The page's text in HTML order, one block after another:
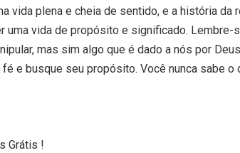
vida plena e cheia de sentido, e a história
uma vida de propósito e significado. Lembre-
mas sim algo que é dado a nós por
e busque seu propósito. Você nunca sabe o
Grátis !